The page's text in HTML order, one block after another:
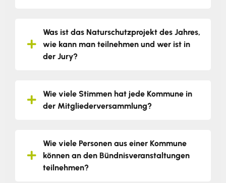
Was ist das Naturschutzprojekt des Jahres,
wie kann man teilnehmen und wer ist in
der Jury?
Wie viele Stimmen hat jede Kommune in
der Mitgliederversammlung?
Wie viele Personen aus einer Kommune
können an den Bündnisveranstaltungen
teilnehmen?